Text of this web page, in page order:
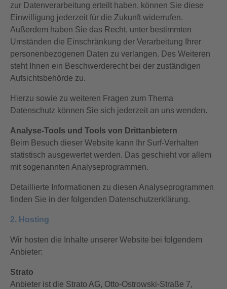
zur Datenverarbeitung erteilt haben, können Sie diese
Einwilligung jederzeit für die Zukunft widerrufen.
Außerdem haben Sie das Recht, unter bestimmten
Umständen die Einschränkung der Verarbeitung Ihrer
personenbezogenen Daten zu verlangen. Des Weiteren
steht Ihnen ein Beschwerderecht bei der zuständigen
Aufsichtsbehörde zu.
Hierzu sowie zu weiteren Fragen zum Thema
Datenschutz können Sie sich jederzeit an uns wenden.
Analyse-Tools und Tools von Drittanbietern
Beim Besuch dieser Website kann Ihr Surf-Verhalten
statistisch ausgewertet werden. Das geschieht vor allem
mit sogenannten Analyseprogrammen.
Detaillierte Informationen zu diesen Analyseprogrammen
finden Sie in der folgenden Datenschutzerklärung.
2. Hosting
Wir hosten die Inhalte unserer Website bei folgendem
Anbieter:
Strato
Anbieter ist die Strato AG, Otto-Ostrowski-Straße 7,